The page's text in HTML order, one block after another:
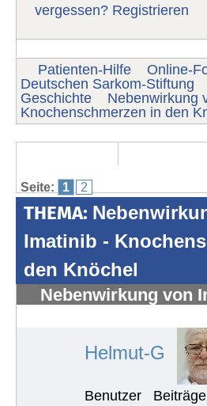
vergessen? Registrieren
Patienten-Hilfe Online-
Deutschen Sarkom-Stiftung
Geschichte
Nebenwirkung
Knochenschmerzen in den
Seite: 1 2
THEMA:
Imatinib -
den Knöchel
Nebenwirkung von
Helmut-G
Benutzer